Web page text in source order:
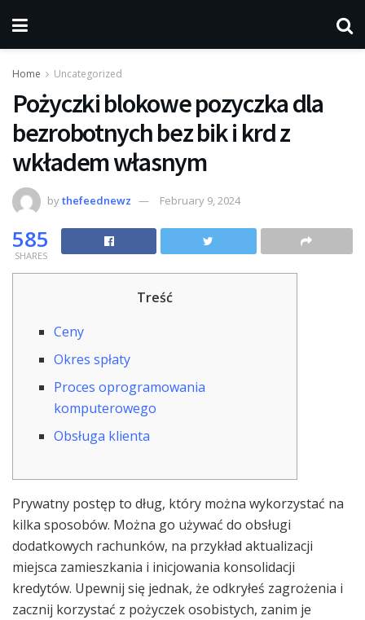
Home Uncategorized
Pożyczki blokowe pozyczka dla
bezrobotnych bez bik i krd z
wkładem własnym
bythefeednewz February 9, 2024
585
SHARES
Treść
Ceny
Okres spłaty
Proces oprogramowania
komputerowego
Obsługa klienta
Prywatny postęp to dług, który można wykorzystać na
kilka sposobów. Można go używać do obsługi
dodatkowych rachunków, na przykład aktualizacji
miejsca zamieszkania i inicjowania konsolidacji
kredytów. Upewnij się jednak, że odkryłeś zagrożenia i
zacznij korzystać z pożyczek osobistych, zanim je